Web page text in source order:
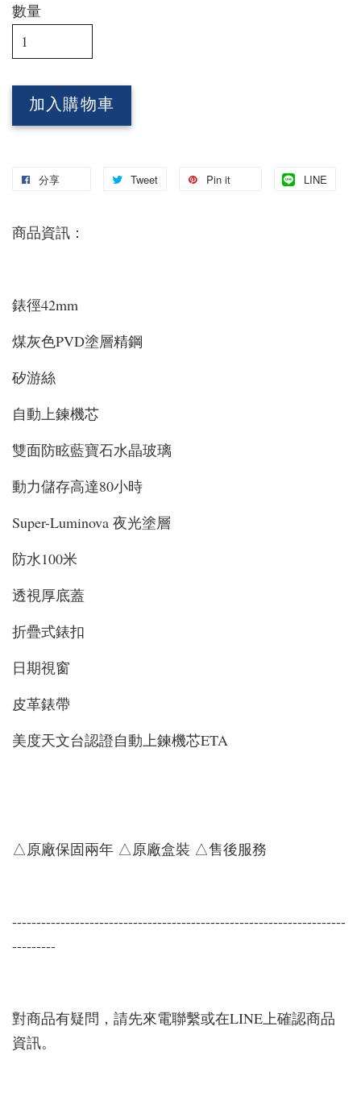
數量
加入購物車
分享 Tweet Pin it LINE
商品資訊：
錶徑42mm
煤灰色PVD塗層精鋼
矽游絲
自動上鍊機芯
雙面防眩藍寶石水晶玻璃
動力儲存高達80小時
Super-Luminova 夜光塗層
防水100米
透視厚底蓋
折疊式錶扣
日期視窗
皮革錶帶
美度天文台認證自動上鍊機芯ETA
△原廠保固兩年 △原廠盒裝 △售後服務
---------------------------------------------------------------------
---------
對商品有疑問，請先來電聯繫或在LINE上確認商品
資訊。